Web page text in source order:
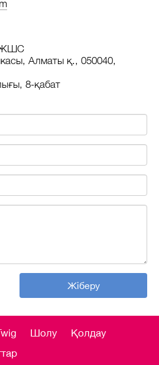
Жіберу
ЖШС
Алматы қ., 050040,
8-қабат
Шолу
Қолдау